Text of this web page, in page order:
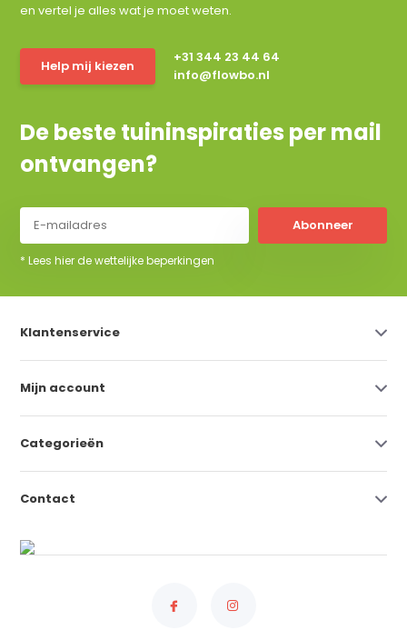
en vertel je alles wat je moet weten.
Help mij kiezen
+31 344 23 44 64
info@flowbo.nl
De beste tuininspiraties per mail
ontvangen?
Abonneer
* Lees hier de wettelijke beperkingen
Klantenservice
Mijn account
Categorieën
Contact